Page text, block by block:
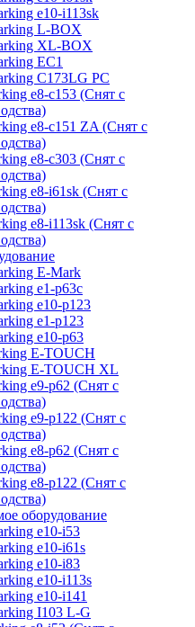
e10-i113sk
L-BOX
XL-BOX
EC1
C173LG PC
e8-c153 (Снят с
e8-c151 ZA (Снят с
e8-c303 (Снят с
e8-i61sk (Снят с
e8-i113sk (Снят с
E-Mark
e1-p63с
e10-p123
e1-p123
e10-p63
E-TOUCH
E-TOUCH XL
e9-p62 (Снят с
e9-p122 (Снят с
e8-p62 (Снят с
e8-p122 (Снят с
оборудование
e10-i53
e10-i61s
e10-i83
e10-i113s
e10-i141
I103 L-G